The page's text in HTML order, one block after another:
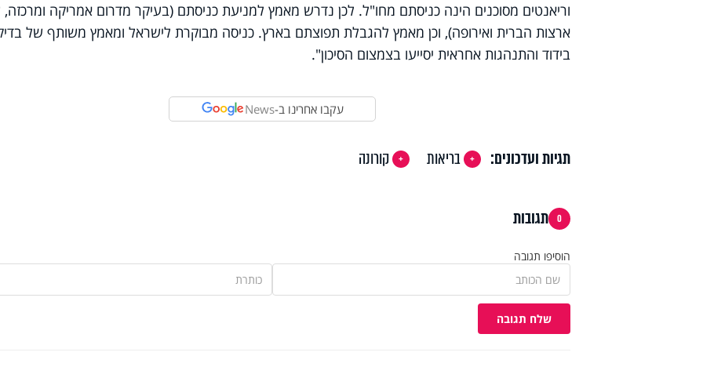
וריאנטים מסוכנים הינה כניסתם מחו"ל. לכן נדרש מאמץ למניעת כניסתם (בעיקר מדרום אמריקה
ארצות הברית ואירופה), וכן מאמץ להגבלת תפוצתם בארץ. כניסה מבוקרת לישראל ומאמץ משותף של
בידוד והתנהגות אחראית יסייעו בצמצום הסיכון".
עקבו אחרינו ב-News
תגיות ועדכונים: בריאות קורונה
0 תגובות
הוסיפו תגובה
שלח תגובה